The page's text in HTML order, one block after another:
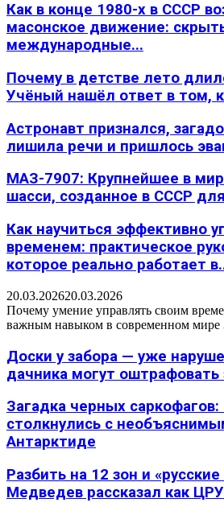
Как в конце 1980-х в СССР
масонское движение:
международные...
Почему в детстве лето
Учёный нашёл ответ в том,
Астронавт признался,
лишила речи и пришлось
МАЗ-7907: Крупнейшее в
шасси, созданное в СССР
Как научиться эффективно
временем: практическое
которое реально работает
20.03.202620.03.2026
Почему умение управлять своим
важным навыком в современном мире
Доски у забора — уже
дачника могут оштрафовать
Загадка черных
столкнулись с
Антарктиде
Разбить на 12 зон и «русские
Медведев рассказал как